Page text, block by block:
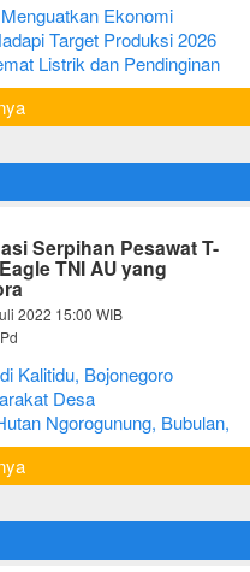
Ekonomi
Target Produksi 2026
Listrik dan Pendinginan
Serpihan Pesawat T-
TNI AU yang
2022 15:00 WIB
Kalitidu, Bojonegoro
Desa
Ngorogunung, Bubulan,